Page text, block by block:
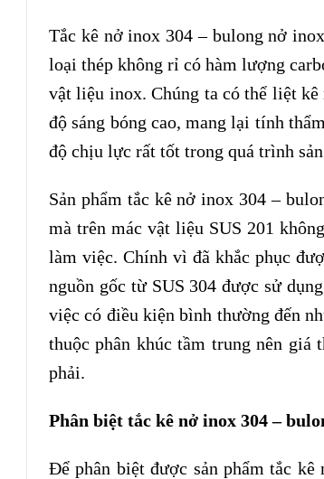
Tắc kê nở inox 304 – bulong nở
loại thép không rỉ có hàm lượng
vật liệu inox. Chúng ta có thể liệt kê
độ sáng bóng cao, mang lại tính
độ chịu lực rất tốt trong quá trình
Sản phẩm tắc kê nở inox 304 –
mà trên mác vật liệu SUS 201
làm việc. Chính vì đã khắc phục
nguồn gốc từ SUS 304 được sử
việc có điều kiện bình thường đến
thuộc phân khúc tầm trung nên giá
phải.
Phân biệt tắc kê nở inox 304 –
Để phân biệt được sản phẩm tắc